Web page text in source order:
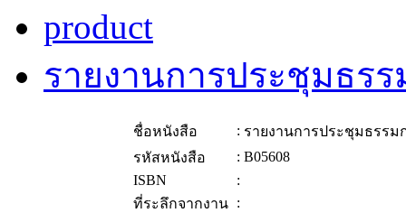
product
รายงานการประชุมธร
ชื่อหนังสือ : รายงานการประชุมธรรม
รหัสหนังสือ
: B05608
ISBN
:
ที่ระลึกจากงาน :